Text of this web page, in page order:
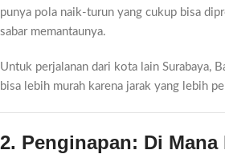
punya pola naik-turun yang cukup bisa
sabar memantaunya.
Untuk perjalanan dari kota lain Surabaya,
bisa lebih murah karena jarak yang lebih
2. Penginapan: Di